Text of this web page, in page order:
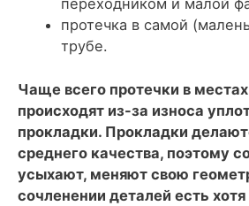
протечка в самой
трубе.
Чаще всего протечки в
происходят из-за износа
прокладки. Прокладки
среднего качества, поэтому
усыхают, меняют свою
сочленении деталей есть